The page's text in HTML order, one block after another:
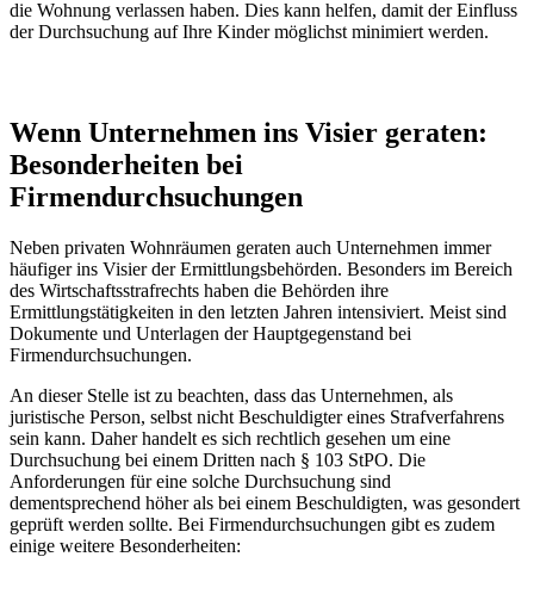
die Wohnung verlassen haben. Dies kann helfen, damit der Einfluss
der Durchsuchung auf Ihre Kinder möglichst minimiert werden.
Wenn Unternehmen ins Visier geraten:
Besonderheiten bei
Firmendurchsuchungen
Neben privaten Wohnräumen geraten auch Unternehmen immer
häufiger ins Visier der Ermittlungsbehörden. Besonders im Bereich
des Wirtschaftsstrafrechts haben die Behörden ihre
Ermittlungstätigkeiten in den letzten Jahren intensiviert. Meist sind
Dokumente und Unterlagen der Hauptgegenstand bei
Firmendurchsuchungen.
An dieser Stelle ist zu beachten, dass das Unternehmen, als
juristische Person, selbst nicht Beschuldigter eines Strafverfahrens
sein kann. Daher handelt es sich rechtlich gesehen um eine
Durchsuchung bei einem Dritten nach § 103 StPO. Die
Anforderungen für eine solche Durchsuchung sind
dementsprechend höher als bei einem Beschuldigten, was gesondert
geprüft werden sollte. Bei Firmendurchsuchungen gibt es zudem
einige weitere Besonderheiten: